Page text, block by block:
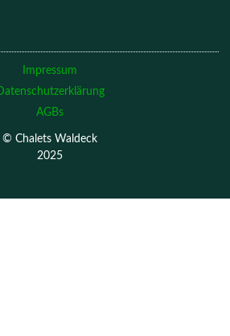
Impressum
Datenschutzerklärung
AGBs
© Chalets Waldeck
2025